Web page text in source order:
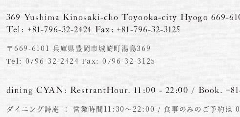
369 Yushima Kinosaki-cho Toyooka-city Hyogo 669-
Tel: +81-796-32-2424 Fax: +81-796-32-3125
〒669-6101 兵庫県豊岡市城崎町湯島369
Tel: 0796-32-2424 Fax: 0796-32-3125
dining CYAN:RestrantHour. 11:00 - 22:00 / Book.
ダイニング詩庵 ： 営業時間11:30〜22:00 / 食事のみのご予約は